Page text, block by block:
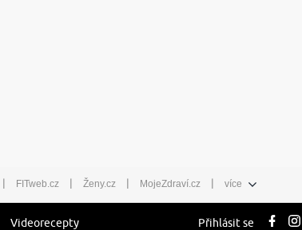
| FITweb.cz | Ženy.cz | MojeZdraví.cz | více
Videorecepty Přihlásit se